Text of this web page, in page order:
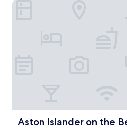
Aston Islander on the
Aston Islander on the Beach
Aston Islander on the Beach